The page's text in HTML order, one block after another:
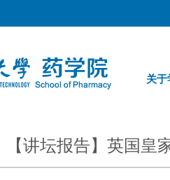
关于
【讲坛报告】英国皇